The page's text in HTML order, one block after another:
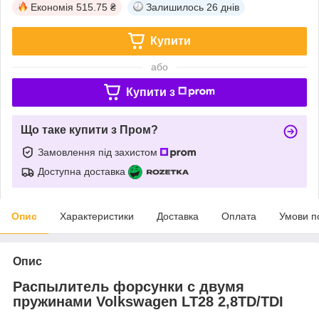
Економія 515.75 ₴ Залишилось 26 днів
Купити
або
Купити з
Що таке купити з Пром?
Замовлення під захистом
Доступна доставка
Опис Характеристики Доставка Оплата Умови
Опис
Распылитель форсунки с двумя
пружинами Volkswagen LT28 2,8TD/TDI